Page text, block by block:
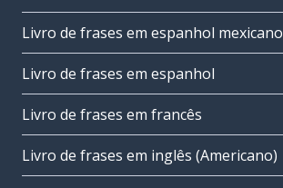
Livro de frases em espanhol mexicano
Livro de frases em espanhol
Livro de frases em francês
Livro de frases em inglês (Americano)